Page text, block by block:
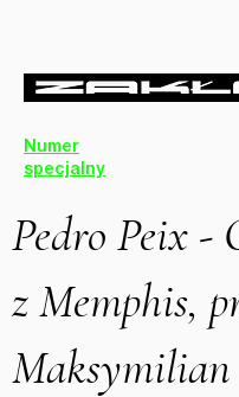
Numer
specjalny
Pedro Peix -
z Memphis,
Maksymilian